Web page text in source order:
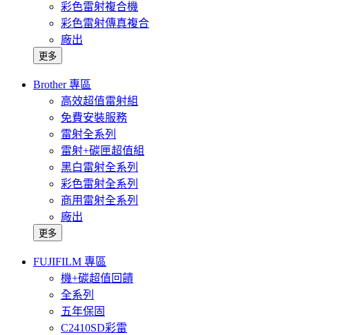
彩色雷射複合機
彩色雷射傳真複合
廠出
更多
Brother 專區
高效超值雷射組
免費安裝服務
雷射全系列
雷射+碳匣超值組
黑白雷射全系列
彩色雷射全系列
商用雷射全系列
廠出
更多
FUJIFILM 專區
機+碳超值回饋
全系列
五年保固
C2410SD彩雷